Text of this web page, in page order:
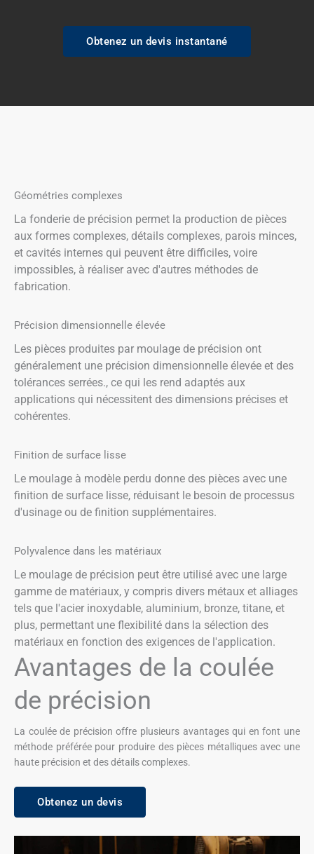
Obtenez un devis instantané
Géométries complexes
La fonderie de précision permet la production de pièces
aux formes complexes, détails complexes, parois minces,
et cavités internes qui peuvent être difficiles, voire
impossibles, à réaliser avec d'autres méthodes de
fabrication.
Précision dimensionnelle élevée
Les pièces produites par moulage de précision ont
généralement une précision dimensionnelle élevée et des
tolérances serrées., ce qui les rend adaptés aux
applications qui nécessitent des dimensions précises et
cohérentes.
Finition de surface lisse
Le moulage à modèle perdu donne des pièces avec une
finition de surface lisse, réduisant le besoin de processus
d'usinage ou de finition supplémentaires.
Polyvalence dans les matériaux
Le moulage de précision peut être utilisé avec une large
gamme de matériaux, y compris divers métaux et alliages
tels que l'acier inoxydable, aluminium, bronze, titane, et
plus, permettant une flexibilité dans la sélection des
matériaux en fonction des exigences de l'application.
Avantages de la coulée
de précision
La coulée de précision offre plusieurs avantages qui en font une
méthode préférée pour produire des pièces métalliques avec une
haute précision et des détails complexes.
Obtenez un devis